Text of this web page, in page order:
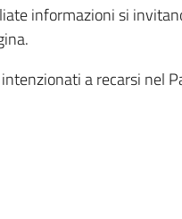
informazioni si
a recarsi nel